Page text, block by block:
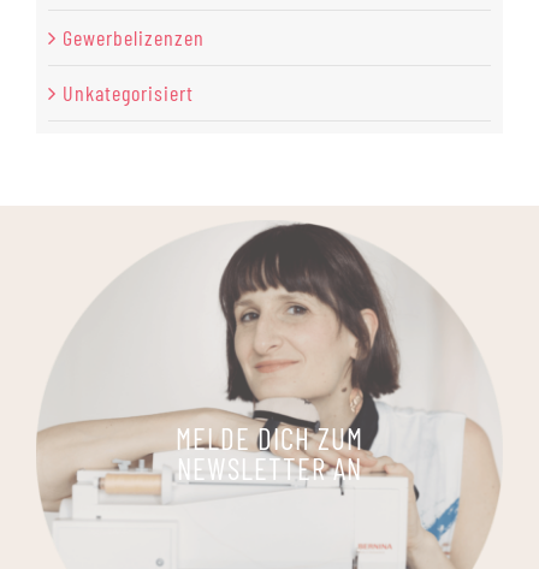
Gewerbelizenzen
Unkategorisiert
MELDE DICH ZUM
NEWSLETTER AN